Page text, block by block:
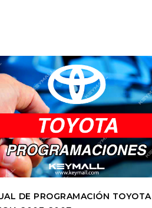
DE PROGRAMACIÓN TOYOTA